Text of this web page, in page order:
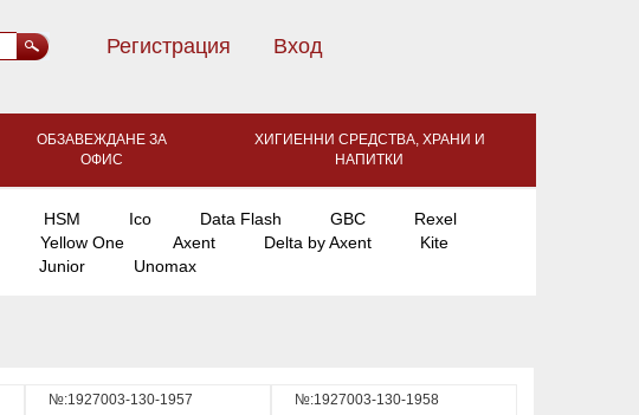
Регистрация Вход
ОБЗАВЕЖДАНЕ ЗА
ОФИС
ХИГИЕННИ СРЕДСТВА, ХРАНИ И
НАПИТКИ
HSM Ico Data Flash GBC
Rexel
Yellow One Axent Delta by Axent
Kite
Junior Unomax
№:1927003-130-1957
№:1927003-130-1958